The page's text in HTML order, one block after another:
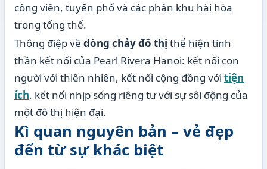
công viên, tuyến phố và các phân khu hài hòa
trong tổng thể.
Thông điệp về dòng chảy đô thị thể hiện tinh
thần kết nối của Pearl Rivera Hanoi: kết nối con
người với thiên nhiên, kết nối cộng đồng với tiện
ích, kết nối nhịp sống riêng tư với sự sôi động của
một đô thị hiện đại.
Kì quan nguyên bản – vẻ đẹp
đến từ sự khác biệt